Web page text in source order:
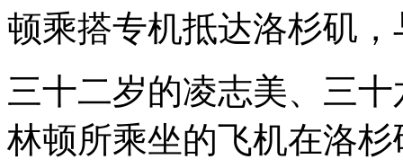
顿乘搭专机抵达洛杉矶
三十二岁的凌志美、三
林顿所乘坐的飞机在洛